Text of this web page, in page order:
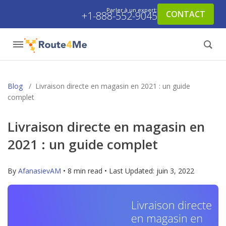
Parler à un expert:
+1-888-552-9045 CONTACT
Blog / Livraison directe en magasin en 2021 : un guide
complet
Livraison directe en magasin en
2021 : un guide complet
By AfanasievAM • 8 min read • Last Updated: juin 3, 2022